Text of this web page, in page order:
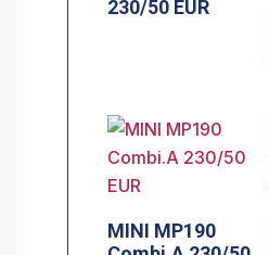
230/50 EUR
MINI MP190